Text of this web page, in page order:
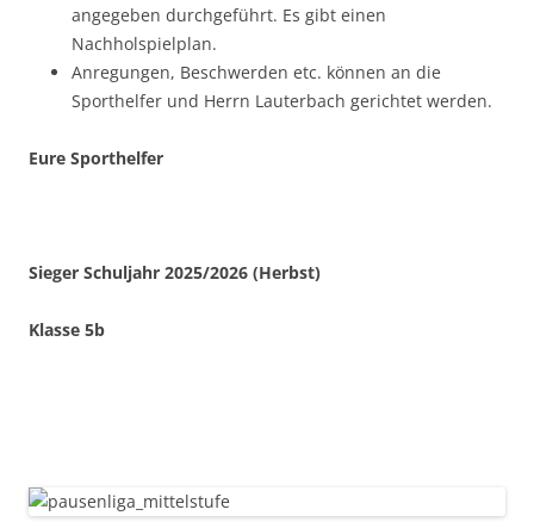
angegeben durchgeführt. Es gibt einen
Nachholspielplan.
Anregungen, Beschwerden etc. können an die
Sporthelfer und Herrn Lauterbach gerichtet werden.
Eure Sporthelfer
Sieger Schuljahr 2025/2026 (Herbst)
Klasse 5b